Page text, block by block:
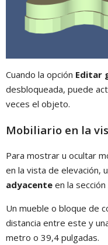
Cuando la opción Editar
desbloqueada, puede
veces el objeto.
Mobiliario en la
Para mostrar u ocultar
en la vista de elevación,
adyacente en la sección
Un mueble o bloque de
distancia entre este y
metro o 39,4 pulgadas.